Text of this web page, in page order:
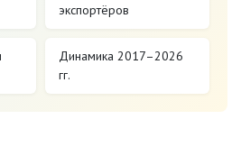
экспортёров
Динамика 2017–2026
гг.